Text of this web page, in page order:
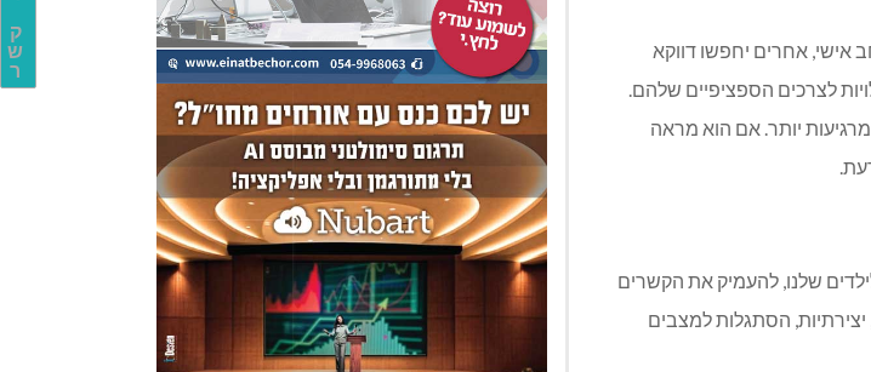
ק
ש
ר
אישי, אחרים יחפשו דווקא
לצרכים הספציפיים שלהם.
יותר. אם הוא מראה
שלנו, להעמיק את הקשרים
הסתגלות למצבים